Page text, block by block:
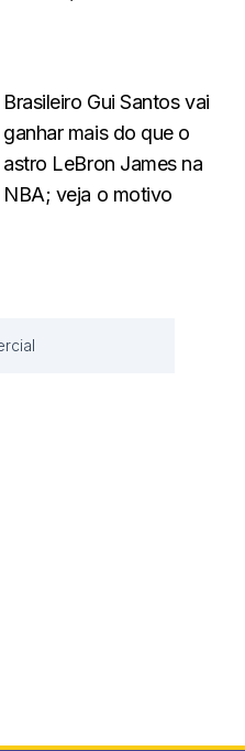
Brasileiro Gui Santos vai
ganhar mais do que o
astro LeBron James na
NBA; veja o motivo